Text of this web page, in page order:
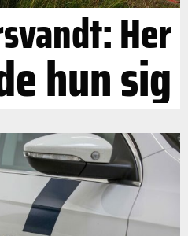
Her
hun sig